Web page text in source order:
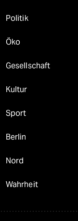
Politik
Öko
Gesellschaft
Kultur
Sport
Berlin
Nord
Wahrheit